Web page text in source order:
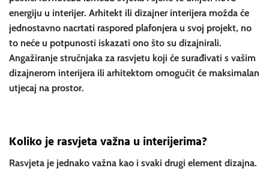
energiju u interijer. Arhitekt ili dizajner interijera možda će
jednostavno nacrtati raspored plafonjera u svoj projekt, no
to neće u potpunosti iskazati ono što su dizajnirali.
Angažiranje stručnjaka za rasvjetu koji će surađivati s vašim
dizajnerom interijera ili arhitektom omogućit će maksimalan
utjecaj na prostor.
Koliko je rasvjeta važna u interijerima?
Rasvjeta je jednako važna kao i svaki drugi element dizajna.